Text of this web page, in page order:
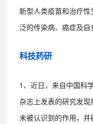
新型人类疫苗和治疗
泛的传染病、癌症及自
科技药研
1、近日，来自中国科
杂志上发表的研究发现
未被认识到的作用，